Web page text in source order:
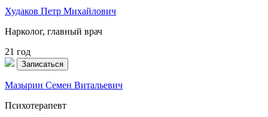
Худаков Петр Михайлович
Нарколог, главный врач
21 год
Записаться
Мазырин Семен Витальевич
Психотерапевт